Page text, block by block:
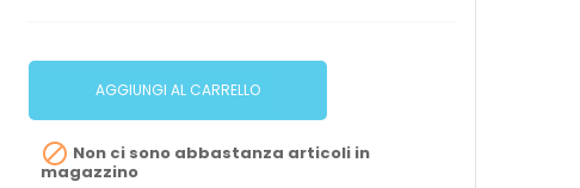
AGGIUNGI AL CARRELLO
 Non ci sono abbastanza articoli in
magazzino